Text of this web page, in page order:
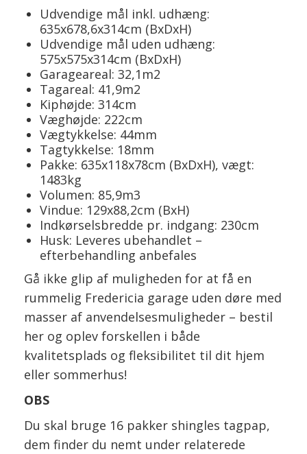
Udvendige mål inkl. udhæng:
635x678,6x314cm (BxDxH)
Udvendige mål uden udhæng:
575x575x314cm (BxDxH)
Garageareal: 32,1m2
Tagareal: 41,9m2
Kiphøjde: 314cm
Væghøjde: 222cm
Vægtykkelse: 44mm
Tagtykkelse: 18mm
Pakke: 635x118x78cm (BxDxH), vægt:
1483kg
Volumen: 85,9m3
Vindue: 129x88,2cm (BxH)
Indkørselsbredde pr. indgang: 230cm
Husk: Leveres ubehandlet –
efterbehandling anbefales
Gå ikke glip af muligheden for at få en
rummelig Fredericia garage uden døre med
masser af anvendelsesmuligheder – bestil
her og oplev forskellen i både
kvalitetsplads og fleksibilitet til dit hjem
eller sommerhus!
OBS
Du skal bruge 16 pakker shingles tagpap,
dem finder du nemt under relaterede